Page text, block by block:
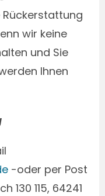
wir keine
und Sie
Ihnen
-oder per Post
130 115, 64241